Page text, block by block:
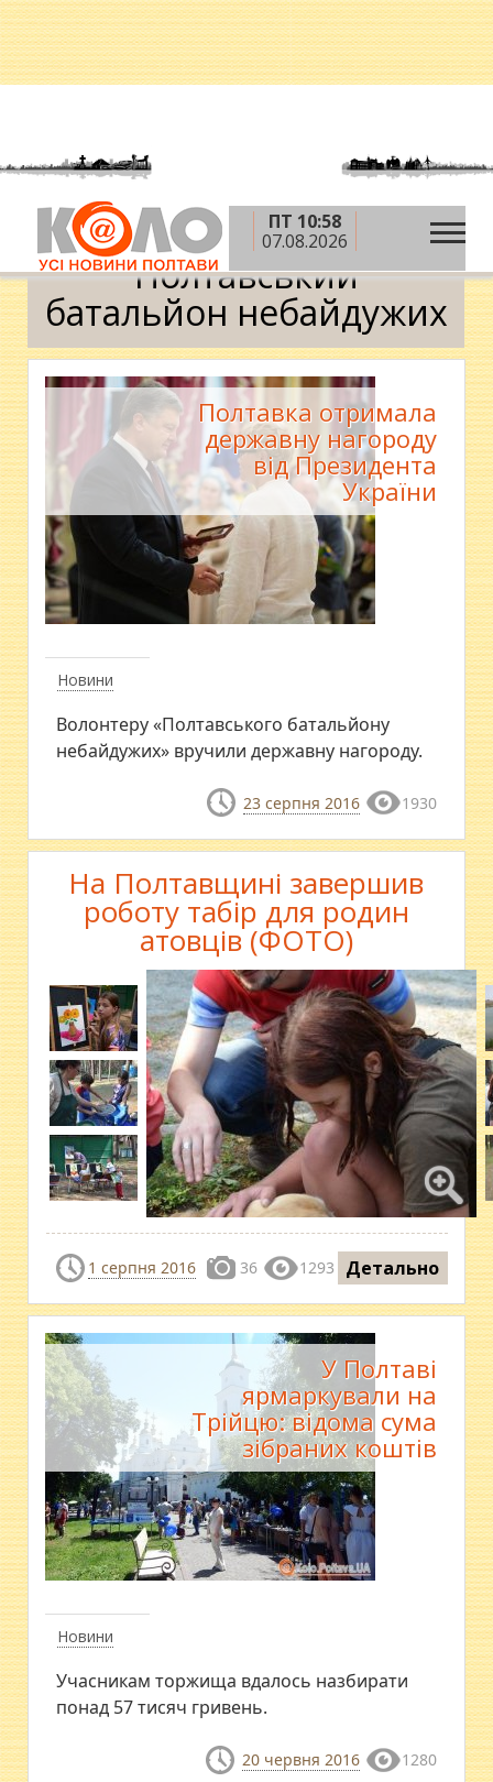
ПТ 10:58
07.08.2026
Головна » Полтавський батальйон небайдужих
Полтавський
батальйон небайдужих
Новини
Полтавка отримала
державну нагороду
від Президента
України
Волонтеру «Полтавського батальйону
небайдужих» вручили державну нагороду.
23 серпня 2016 1930
На Полтавщині завершив
роботу табір для родин
атовців (ФОТО)
1 серпня 2016 36 1293 Детально
Новини
У Полтаві
ярмаркували на
Трійцю: відома сума
зібраних коштів
Учасникам торжища вдалось назбирати
понад 57 тисяч гривень.
20 червня 2016 1280